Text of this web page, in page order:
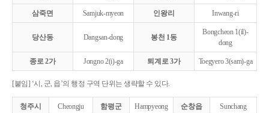
삼죽면 Samjuk-myeon 인왕리 Inwang-ri
당산동 Dangsan-dong 봉천 1동
Bongcheon 1(il)-
dong
종로 2가 Jongno 2(i)-ga 퇴계로 3가 Toegyero 3(sam)-ga
[붙임] ‘시, 군, 읍’의 행정 구역 단위는 생략할 수 있다.
청주시 Cheongju 함평군 Hampyeong 순창읍 Sunchang